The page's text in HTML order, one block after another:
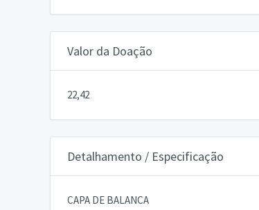
Valor da Doação
22,42
Detalhamento / Especificação
CAPA DE BALANCA